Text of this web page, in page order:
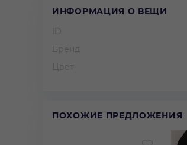
ИНФОРМАЦИЯ О ВЕЩИ
ID
Бренд
Цвет
ПОХОЖИЕ ПРЕДЛОЖЕНИЯ